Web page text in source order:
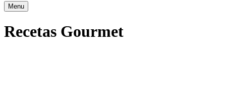
Search
Menu
Recetas Gourmet